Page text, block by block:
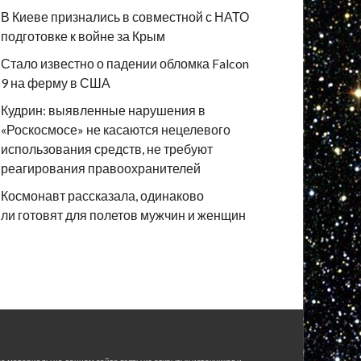
В Киеве признались в совместной с НАТО
подготовке к войне за Крым
Стало известно о падении обломка Falcon
9 на ферму в США
Кудрин: выявленные нарушения в
«Роскосмосе» не касаются нецелевого
использования средств, не требуют
реагирования правоохранителей
Космонавт рассказала, одинаково
ли готовят для полетов мужчин и женщин